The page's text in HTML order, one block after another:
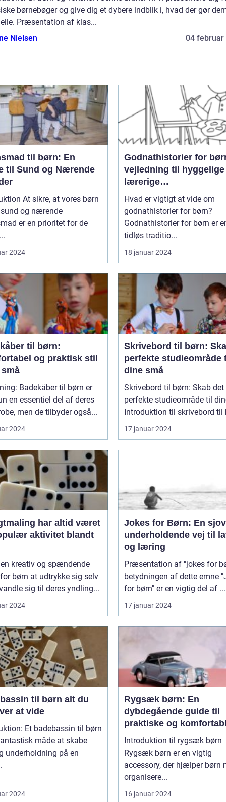
børnebøger og give dig et dybere indblik i, hvad der gør
Præsentation af klas...
Nielsen
04 februar
til børn: En
til Sund og Nærende
At sikre, at vores børn
og nærende
er en prioritet for de
2024
Godnathistorier for
vejledning til
lærerige
sengetidsoplevelser
Hvad er vigtigt at vide om
godnathistorier for børn?
Godnathistorier for børn er
tidløs traditio...
18 januar 2024
til børn:
og praktisk stil
Badekåber til børn er
en essentiel del af deres
men de tilbyder også...
2024
Skrivebord til børn:
perfekte studieområde
dine små
Skrivebord til børn: Skab det
perfekte studieområde til
Introduktion til skrivebord til
17 januar 2024
har altid været
aktivitet blandt
kreativ og spændende
børn at udtrykke sig selv
sig til deres yndling...
2024
Jokes for Børn: En
underholdende vej til
og læring
Præsentation af "jokes for
betydningen af dette emne "Jokes
for børn" er en vigtig del af ...
17 januar 2024
til børn alt du
at vide
Et badebassin til børn
måde at skabe
underholdning på en
2024
Rygsæk børn: En
dybdegående guide til
praktiske og
rygsække til børn
Introduktion til rygsæk børn
Rygsæk børn er en vigtig
accessory, der hjælper børn
organisere...
16 januar 2024